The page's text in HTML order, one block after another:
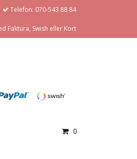
Telefon: 070-543 88 84
Faktura, Swish eller Kort
0